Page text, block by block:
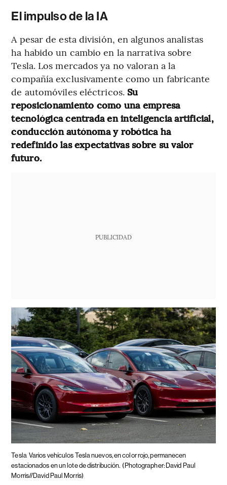
El impulso de la IA
A pesar de esta división, en algunos analistas
ha habido un cambio en la narrativa sobre
Tesla. Los mercados ya no valoran a la
compañía exclusivamente como un fabricante
de automóviles eléctricos. Su
reposicionamiento como una empresa
tecnológica centrada en inteligencia artificial,
conducción autónoma y robótica ha
redefinido las expectativas sobre su valor
futuro.
PUBLICIDAD
Tesla Varios vehículos Tesla nuevos, en color rojo, permanecen
estacionados en un lote de distribución. (Photographer: David Paul
Morris//David Paul Morris)